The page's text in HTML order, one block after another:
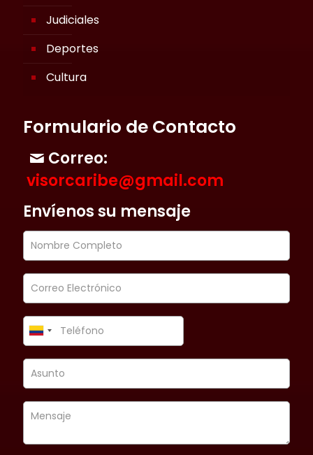
Judiciales
Deportes
Cultura
Formulario de Contacto
Correo:
visorcaribe@gmail.com
Envíenos su mensaje